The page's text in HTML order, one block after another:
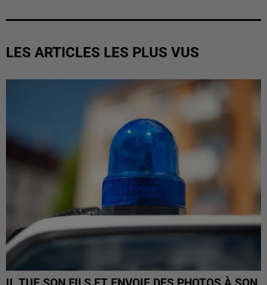
LES ARTICLES LES PLUS VUS